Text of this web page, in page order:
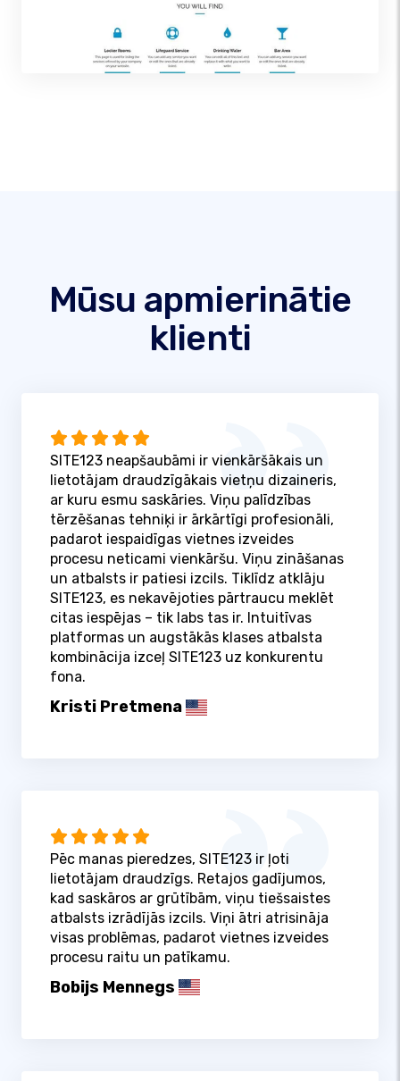
Mūsu apmierinātie
klienti
SITE123 neapšaubāmi ir vienkāršākais un
lietotājam draudzīgākais vietņu dizaineris,
ar kuru esmu saskāries. Viņu palīdzības
tērzēšanas tehniķi ir ārkārtīgi profesionāli,
padarot iespaidīgas vietnes izveides
procesu neticami vienkāršu. Viņu zināšanas
un atbalsts ir patiesi izcils. Tiklīdz atklāju
SITE123, es nekavējoties pārtraucu meklēt
citas iespējas – tik labs tas ir. Intuitīvas
platformas un augstākās klases atbalsta
kombinācija izceļ SITE123 uz konkurentu
fona.
Kristi Pretmena
Pēc manas pieredzes, SITE123 ir ļoti
lietotājam draudzīgs. Retajos gadījumos,
kad saskāros ar grūtībām, viņu tiešsaistes
atbalsts izrādījās izcils. Viņi ātri atrisināja
visas problēmas, padarot vietnes izveides
procesu raitu un patīkamu.
Bobijs Mennegs